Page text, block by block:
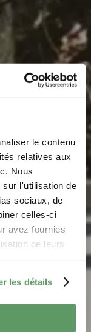
le contenu
relatives aux
Nous
sur l'utilisation de
sociaux, de
celles-ci
avez fournies
de leurs
les détails
Consdorf